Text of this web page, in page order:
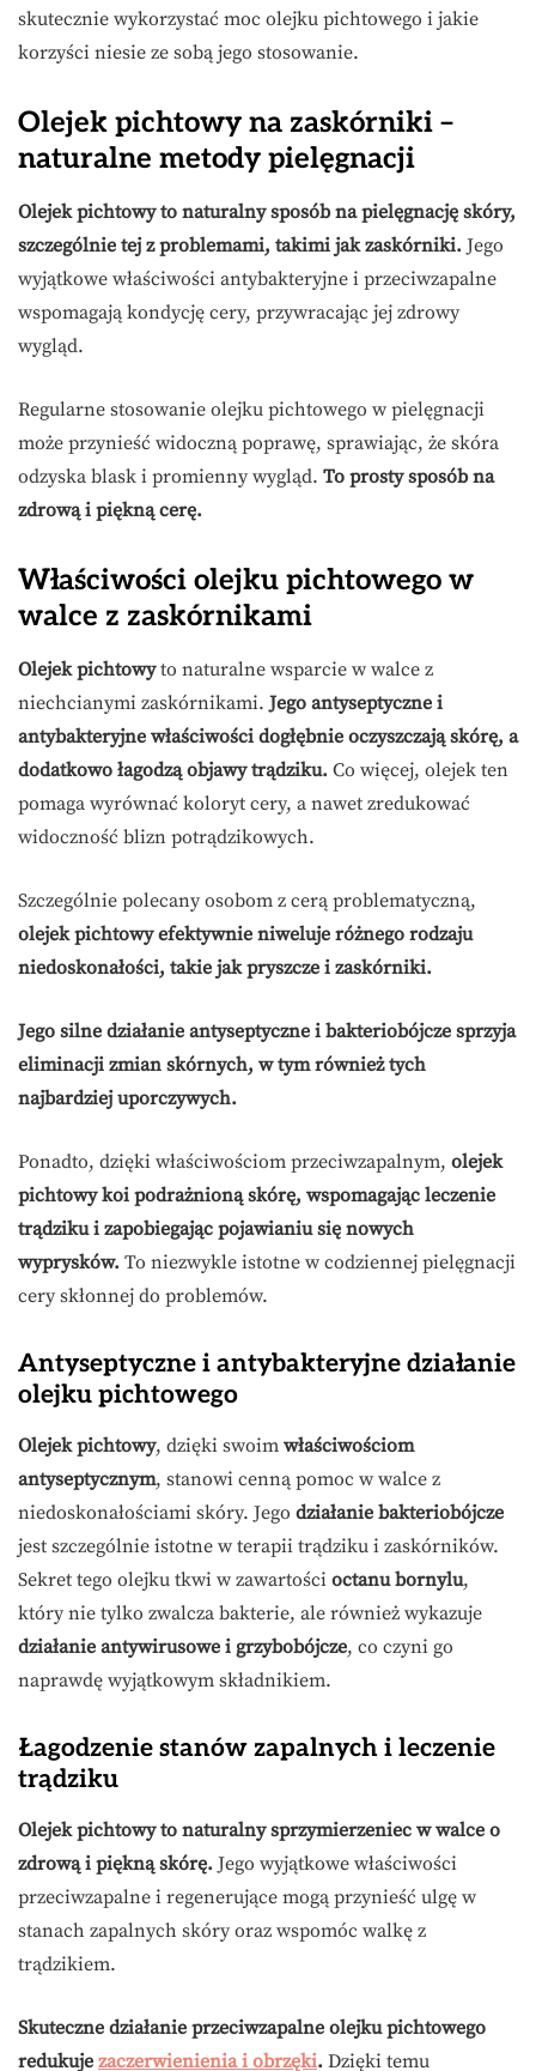
skutecznie wykorzystać moc olejku pichtowego i jakie
korzyści niesie ze sobą jego stosowanie.
Olejek pichtowy na zaskórniki –
naturalne metody pielęgnacji
Olejek pichtowy to naturalny sposób na pielęgnację skóry,
szczególnie tej z problemami, takimi jak zaskórniki. Jego
wyjątkowe właściwości antybakteryjne i przeciwzapalne
wspomagają kondycję cery, przywracając jej zdrowy
wygląd.
Regularne stosowanie olejku pichtowego w pielęgnacji
może przynieść widoczną poprawę, sprawiając, że skóra
odzyska blask i promienny wygląd. To prosty sposób na
zdrową i piękną cerę.
Właściwości olejku pichtowego w
walce z zaskórnikami
Olejek pichtowyto naturalne wsparcie w walce z
niechcianymi zaskórnikami.Jego antyseptyczne i
antybakteryjne właściwości dogłębnie oczyszczają skórę, a
dodatkowo łagodzą objawy trądziku. Co więcej, olejek ten
pomaga wyrównać koloryt cery, a nawet zredukować
widoczność blizn potrądzikowych.
Szczególnie polecany osobom z cerą problematyczną,
olejek pichtowy efektywnie niweluje różnego rodzaju
niedoskonałości, takie jak pryszcze i zaskórniki.
Jego silne działanie antyseptyczne i bakteriobójcze sprzyja
eliminacji zmian skórnych, w tym również tych
najbardziej uporczywych.
Ponadto, dzięki właściwościom przeciwzapalnym, olejek
pichtowy koi podrażnioną skórę, wspomagając leczenie
trądziku i zapobiegając pojawianiu się nowych
wyprysków. To niezwykle istotne w codziennej pielęgnacji
cery skłonnej do problemów.
Antyseptyczne i antybakteryjne działanie
olejku pichtowego
Olejek pichtowy, dzięki swoim właściwościom
antyseptycznym, stanowi cenną pomoc w walce z
niedoskonałościami skóry. Jego działanie bakteriobójcze
jest szczególnie istotne w terapii trądziku i zaskórników.
Sekret tego olejku tkwi w zawartości octanu bornylu,
który nie tylko zwalcza bakterie, ale również wykazuje
działanie antywirusowe i grzybobójcze, co czyni go
naprawdę wyjątkowym składnikiem.
Łagodzenie stanów zapalnych i leczenie
trądziku
Olejek pichtowy to naturalny sprzymierzeniec w walce o
zdrową i piękną skórę. Jego wyjątkowe właściwości
przeciwzapalne i regenerujące mogą przynieść ulgę w
stanach zapalnych skóry oraz wspomóc walkę z
trądzikiem.
Skuteczne działanie przeciwzapalne olejku pichtowego
redukuje zaczerwienienia i obrzęki. Dzięki temu